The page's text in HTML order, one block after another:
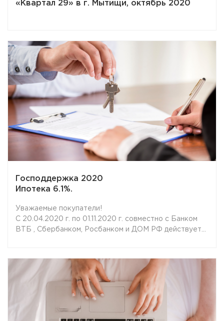
«Квартал 29» в г. Мытищи, октябрь 2020
Господдержка 2020
Ипотека 6.1%.
Уважаемые покупатели!
С 20.04.2020 г. по 01.11.2020 г. совместно с Банком
ВТБ , Сбербанком, Росбанком и ДОМ РФ действует
строящегося, а также готового жилья комфорт-
класса.